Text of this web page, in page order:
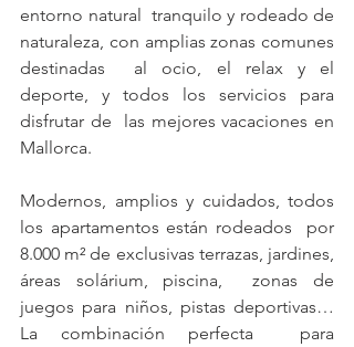
entorno natural  tranquilo y rodeado de
naturaleza, con amplias zonas comunes
destinadas  al ocio, el relax y el
deporte, y todos los servicios para
disfrutar de  las mejores vacaciones en
Mallorca.
Modernos, amplios y cuidados, todos
los apartamentos están rodeados  por
8.000 m² de exclusivas terrazas, jardines,
áreas solárium, piscina,  zonas de
juegos para niños, pistas deportivas…
La combinación perfecta  para